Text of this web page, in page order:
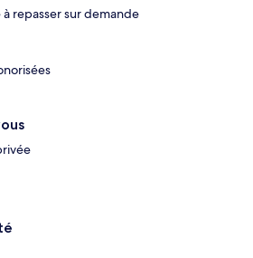
repasser sur demande